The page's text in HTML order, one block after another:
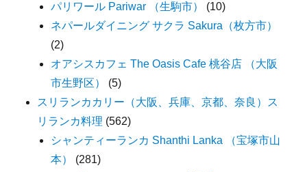
パリワール Pariwar （生駒市）
(10)
ネパールダイニング サクラ Sakura（枚方市）
(2)
オアシスカフェ The Oasis Cafe 桃谷店 （大阪
市生野区）
(5)
スリランカカリー（大阪、兵庫、京都、奈良）ス
リランカ料理 (562)
シャンティーランカ Shanthi Lanka （宝塚市山
本）
(281)